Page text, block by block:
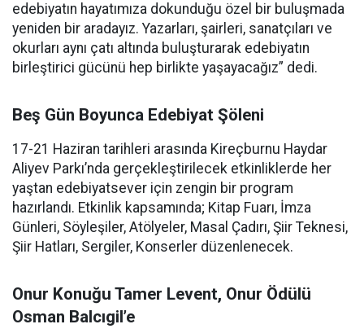
edebiyatın hayatımıza dokunduğu özel bir buluşmada
yeniden bir aradayız. Yazarları, şairleri, sanatçıları ve
okurları aynı çatı altında buluşturarak edebiyatın
birleştirici gücünü hep birlikte yaşayacağız” dedi.
Beş Gün Boyunca Edebiyat Şöleni
17-21 Haziran tarihleri arasında Kireçburnu Haydar
Aliyev Parkı’nda gerçekleştirilecek etkinliklerde her
yaştan edebiyatsever için zengin bir program
hazırlandı. Etkinlik kapsamında; Kitap Fuarı, İmza
Günleri, Söyleşiler, Atölyeler, Masal Çadırı, Şiir Teknesi,
Şiir Hatları, Sergiler, Konserler düzenlenecek.
Onur Konuğu Tamer Levent, Onur Ödülü
Osman Balcıgil’e